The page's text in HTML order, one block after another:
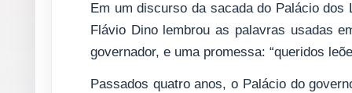
Em um discurso da sacada do Palácio
Flávio Dino lembrou as palavras usadas
governador, e uma promessa: “queridos
Passados quatro anos, o Palácio do